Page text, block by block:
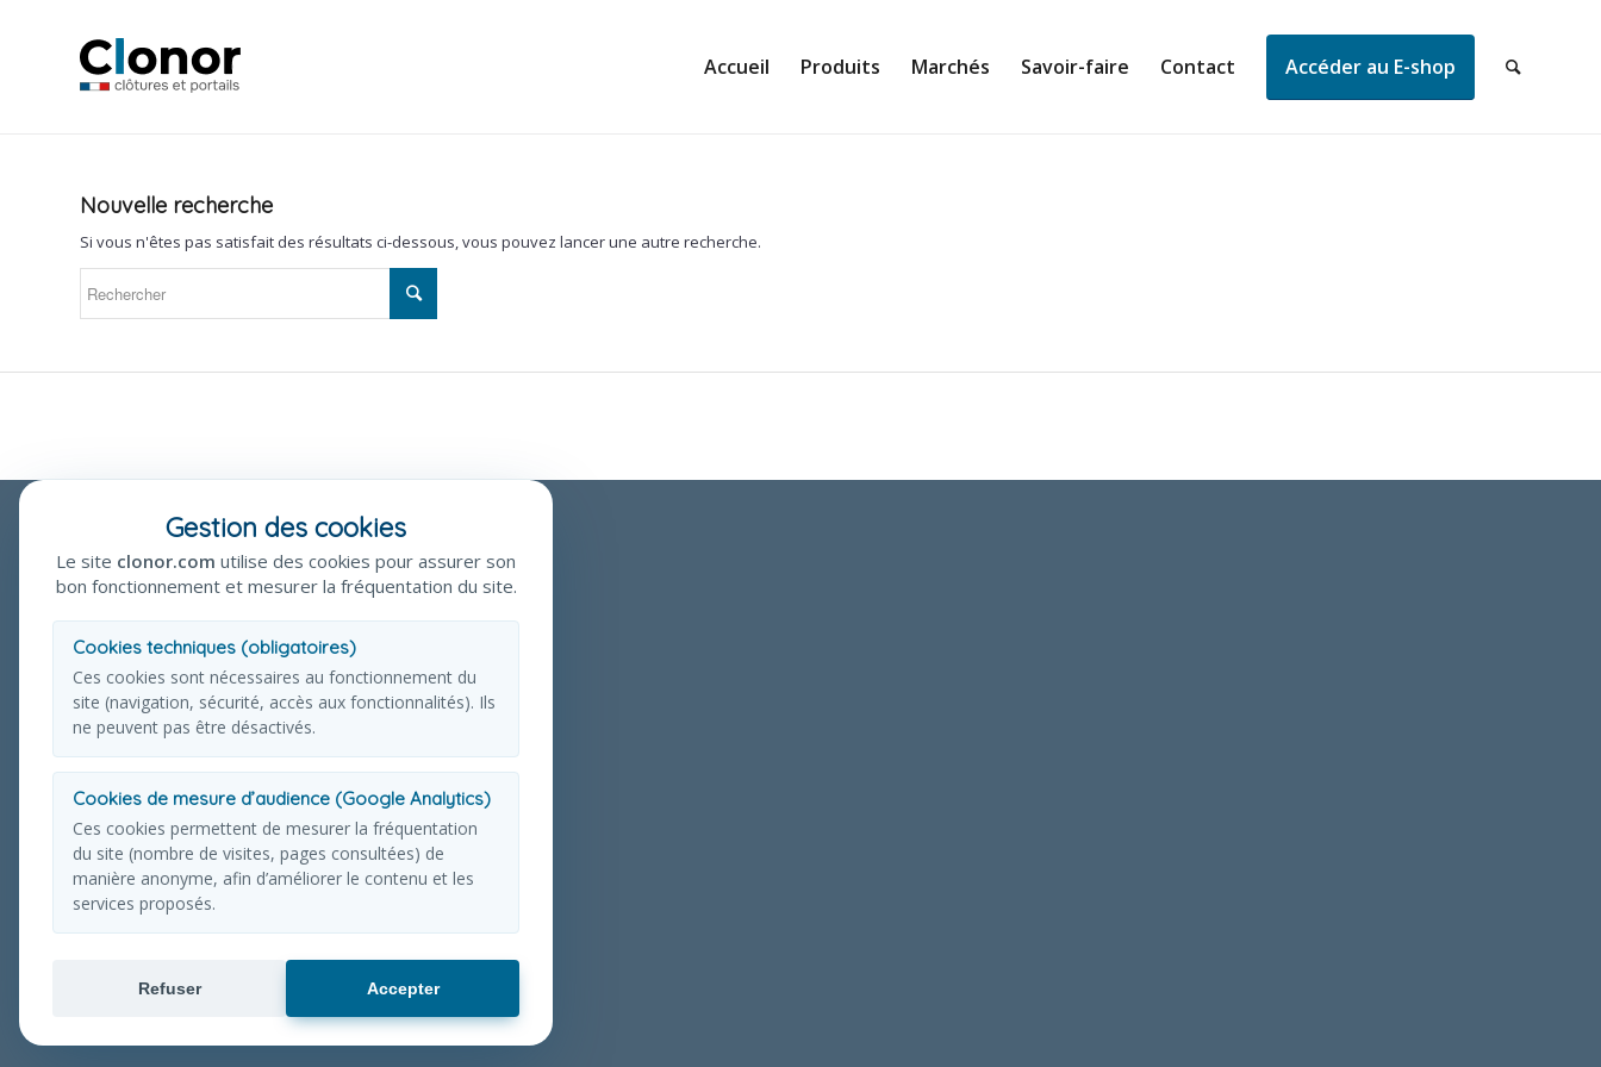
Accueil Produits Marchés Savoir-faire Contact Accéder au E-shop
Nouvelle recherche
Si vous n'êtes pas satisfait des résultats ci-dessous, vous pouvez lancer une autre recherche.
Gestion des cookies
Le site clonor.com utilise des cookies pour assurer son
bon fonctionnement et mesurer la fréquentation du site.
Cookies techniques (obligatoires)
Ces cookies sont nécessaires au fonctionnement du
site (navigation, sécurité, accès aux fonctionnalités). Ils
ne peuvent pas être désactivés.
Cookies de mesure d’audience (Google Analytics)
Ces cookies permettent de mesurer la fréquentation
du site (nombre de visites, pages consultées) de
manière anonyme, afin d’améliorer le contenu et les
services proposés.
Refuser Accepter